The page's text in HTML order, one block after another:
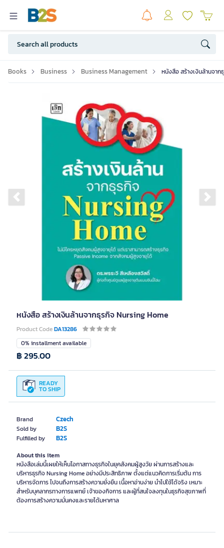
Books Business Business Management หนังสือ สร้างเงินล้านจา
Previous slide
หนังสือ สร้างเงินล้านจากธุรกิจ Nursing Home
Product CodeDA13286
Brand Czech
Sold by B2S
Fulfilled by B2S
0% installment available
READY
TO SHIP
฿ 295.00
About this item
หนังสือเล่มนี้เผยให้เห็นโอกาสทางธุรกิจในยุคสังคมผู้สูงวัย ผ่านการสร้างและ
บริหารธุรกิจ Nursing Home อย่างมีประสิทธิภาพ ตั้งแต่แนวคิดการเริ่มต้น การ
บริหารจัดการ ไปจนถึงการสร้างความยั่งยืน เนื้อหาอ่านง่าย นำไปใช้ได้จริง เหมาะ
สำหรับบุคลากรทางการแพทย์ เจ้าของกิจการ และผู้ที่สนใจลงทุนในธุรกิจสุขภาพที่
ต้องการสร้างความมั่นคงและรายได้มหาศาล